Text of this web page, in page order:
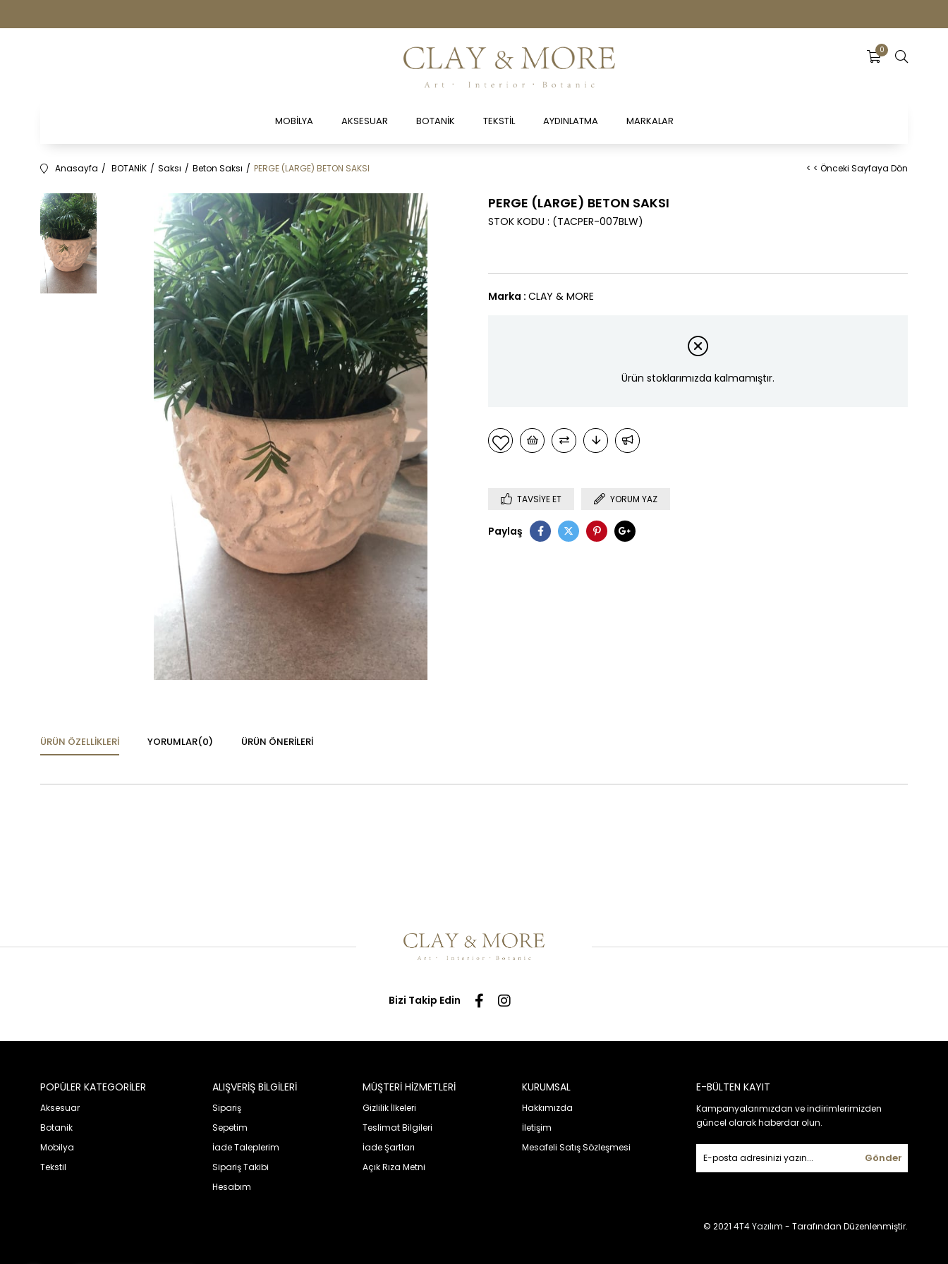
0
MOBİLYA AKSESUAR BOTANİK TEKSTİL AYDINLATMA MARKALAR
Anasayfa BOTANİK Saksı Beton Saksı PERGE (LARGE) BETON SAKSI < < Önceki Sayfaya Dön
PERGE (LARGE) BETON SAKSI
(TACPER-007BLW)
STOK KODU
Marka : CLAY & MORE
Ürün stoklarımızda kalmamıştır.
TAVSIYE ET YORUM YAZ
Paylaş
ÜRÜN ÖZELLIKLERI YORUMLAR(0) ÜRÜN ÖNERILERI
Bizi Takip Edin
POPÜLER KATEGORİLER
Aksesuar
Botanik
Mobilya
Tekstil
ALIŞVERİŞ BİLGİLERİ
Sipariş
Sepetim
İade Taleplerim
Sipariş Takibi
Hesabım
MÜŞTERİ HİZMETLERİ
Gizlilik İlkeleri
Teslimat Bilgileri
İade Şartları
Açık Rıza Metni
KURUMSAL
Hakkımızda
İletişim
Mesafeli Satış Sözleşmesi
E-BÜLTEN KAYIT
Kampanyalarımızdan ve indirimlerimizden
güncel olarak haberdar olun.
Gönder
© 2021 4T4 Yazılım - Tarafından Düzenlenmiştir.